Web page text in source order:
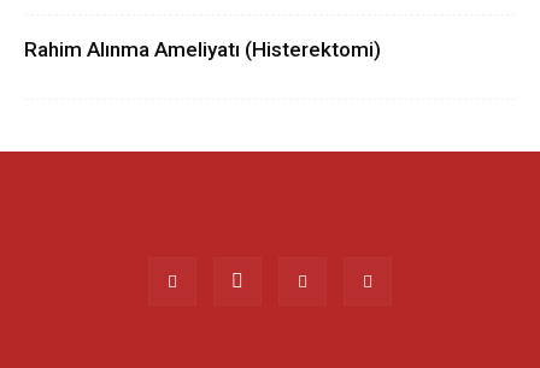
Rahim Alınma Ameliyatı (Histerektomi)